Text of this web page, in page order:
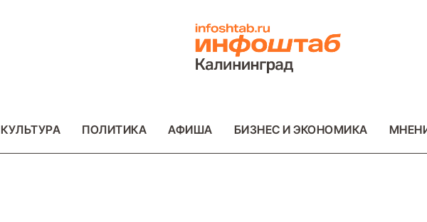
КУЛЬТУРА ПОЛИТИКА АФИША БИЗНЕС И ЭКОНОМИКА